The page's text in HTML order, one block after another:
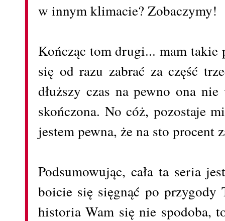
w innym klimacie? Zobaczymy!
Kończąc tom drugi... mam takie
się od razu zabrać za część
dłuższy czas na pewno ona
skończona. No cóż, pozostaje
jestem pewna, że na sto procent
Podsumowując, cała ta seria
boicie się sięgnąć po przygody
historia Wam się nie spodoba,